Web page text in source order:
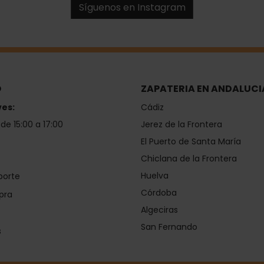
Síguenos en Instagram
15:00 a 17:00
ZAPATERIA EN
Cádiz
Jerez de la Frontera
El Puerto de Santa María
Chiclana de la Frontera
Huelva
Córdoba
Algeciras
San Fernando